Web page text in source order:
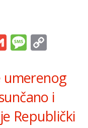
Gmail
umerenog
i
Republički